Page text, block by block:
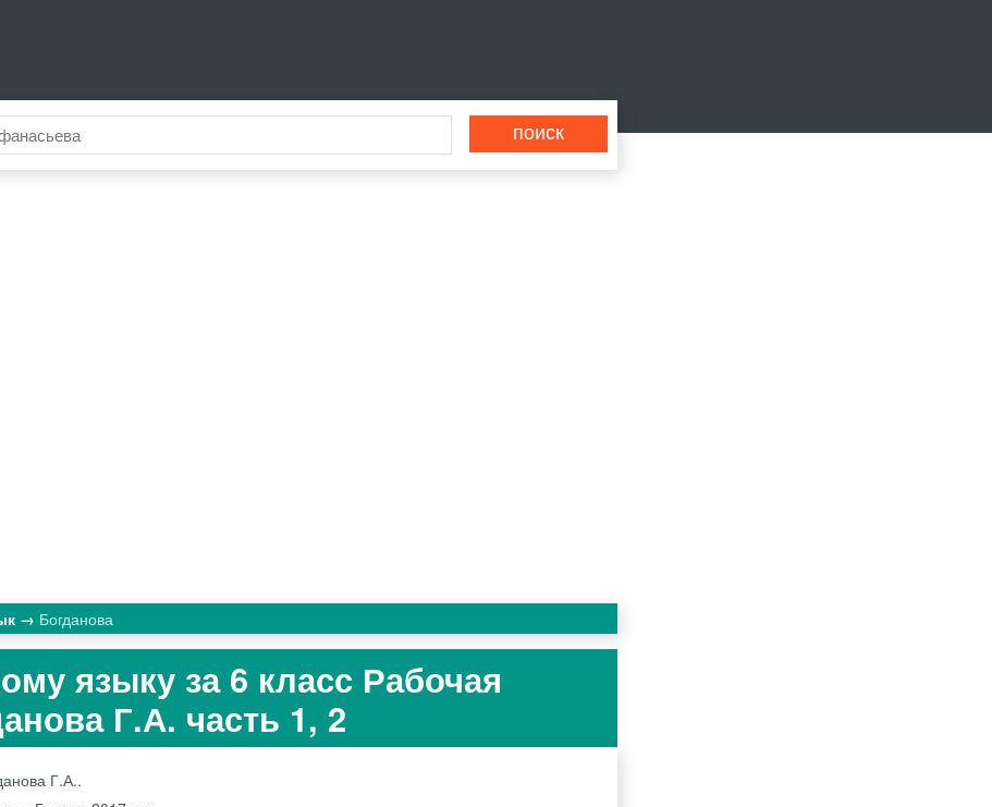
Богданова
языку за 6 класс Рабочая
Г.А. часть 1, 2
Г.А..